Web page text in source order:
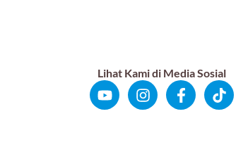
Lihat Kami di Media Sosial